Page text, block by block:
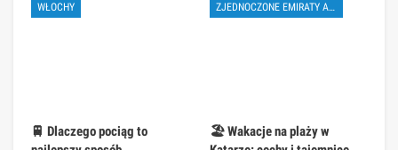
WŁOCHY
🚆 Dlaczego pociąg to
ZJEDNOCZONE EMIRATY ARABSKIE
🏖️ Wakacje na plaży w